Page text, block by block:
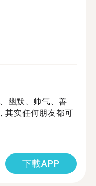
幽默、帅气、善
其实任何朋友都可
下載APP